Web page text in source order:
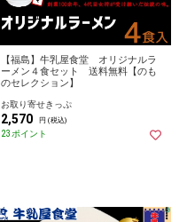
【福島】牛乳屋食堂 オリジナルラ
ーメン４食セット 送料無料【のも
のセレクション】
お取り寄せきっぷ
2,570 円 (税込)
23ポイント